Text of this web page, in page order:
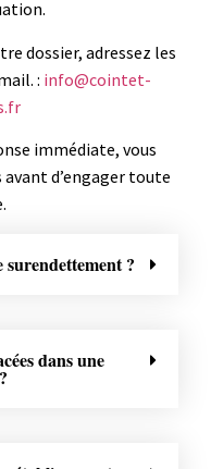
dossier, adressez les
: info@cointet-
immédiate, vous
d’engager toute
?
dans une